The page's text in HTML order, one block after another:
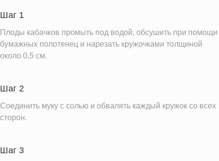
Пищевые волокна
Сахар
Холестерин
3.5 мг
Вода
Магний
Кальций
52.8 мг
Железо
Фолиевая кислота
Шаг 1
Плоды кабачков промыть под водой, обсушить при помощи
бумажных полотенец и нарезать кружочками толщиной
около 0,5 см.
Шаг 2
Соединить муку с солью и обвалять каждый кружок со всех
сторон.
Шаг 3